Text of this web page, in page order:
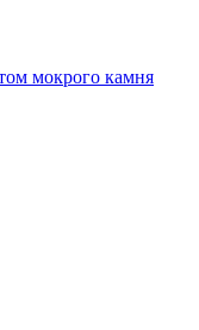
мокрого камня